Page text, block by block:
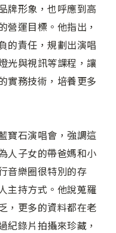
牌形象，也呼應到高
營運目標。他指出，
的責任，規劃出演唱
光與視訊等課程，讓
實務技術，培養更多
寶石演唱會，強調這
人子女的帶爸媽和小
音樂圈很特別的存
主持方式。他說蒐羅
，更多的資料都在老
紀錄片拍攝來珍藏，